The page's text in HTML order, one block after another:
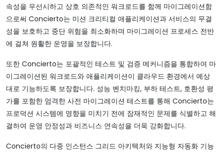
속성을 우선시하고 상호 의존적인 워크로드를 함께 마이그레이션함
으로써 Concierto는 미션 크리티컬 애플리케이션과 서비스의 무결
성을 보호하고 중단 위험을 최소화하며 마이그레이션 프로세스 전반
에 걸쳐 원활한 운영을 보장합니다.
또한 Concierto는 포괄적인 테스트 및 검증 메커니즘을 통합하여 마
이그레이션된 워크로드와 애플리케이션이 클라우드 환경에서 예상
대로 기능하도록 보장합니다. 성능 벤치마킹, 부하 테스트, 호환성 평
가를 포함한 엄격한 사전 마이그레이션 테스트를 통해 Concierto는
프로덕션 시스템에 영향을 미치기 전에 잠재적인 문제를 식별하고 해
결하여 운영 안정성과 비즈니스 연속성을 더욱 강화합니다.
Concierto의 다중 인스턴스 그리드 아키텍처와 지능형 자동화 기능